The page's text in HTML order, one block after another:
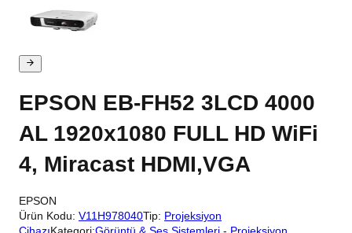
EPSON EB-FH52 3LCD 4000
AL 1920x1080 FULL HD WiFi
4, Miracast HDMI,VGA
EPSON
Ürün Kodu: V11H978040Tip: Projeksiyon